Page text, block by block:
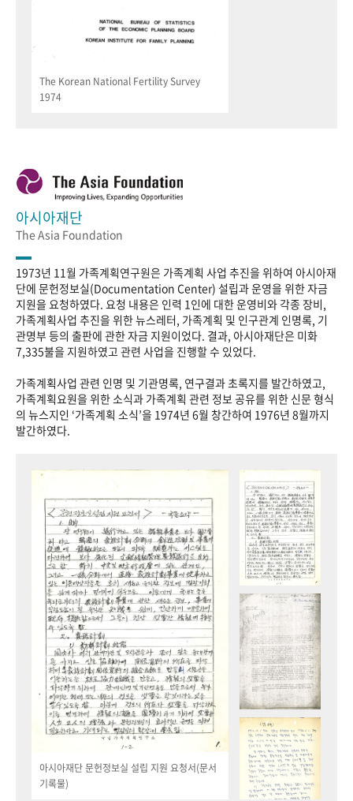
The Korean National Fertility Survey
1974
아시아재단
The Asia Foundation
1973년 11월 가족계획연구원은 가족계획 사업 추진을 위하여 아시아재
단에 문헌정보실(Documentation Center) 설립과 운영을 위한 자금
지원을 요청하였다. 요청 내용은 인력 1인에 대한 운영비와 각종 장비,
가족계획사업 추진을 위한 뉴스레터, 가족계획 및 인구관계 인명록, 기
관명부 등의 출판에 관한 자금 지원이었다. 결과, 아시아재단은 미화
7,335불을 지원하였고 관련 사업을 진행할 수 있었다.
가족계획사업 관련 인명 및 기관명록, 연구결과 초록지를 발간하였고,
가족계획요원을 위한 소식과 가족계획 관련 정보 공유를 위한 신문 형식
의 뉴스지인 ‘가족계획 소식’을 1974년 6월 창간하여 1976년 8월까지
발간하였다.
아시아재단 문헌정보실 설립 지원 요청서(문서
기록물)